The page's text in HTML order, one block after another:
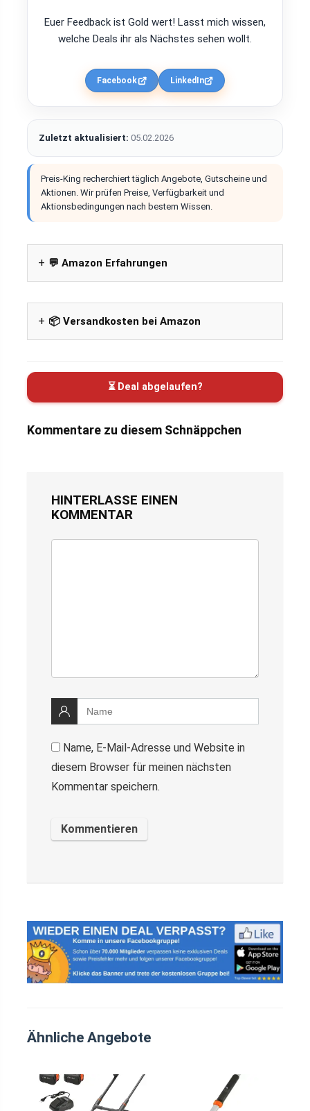
Euer Feedback ist Gold wert! Lasst mich wissen,
welche Deals ihr als Nächstes sehen wollt.
Facebook LinkedIn
Zuletzt aktualisiert: 05.02.2026
Preis-King recherchiert täglich Angebote, Gutscheine und
Aktionen. Wir prüfen Preise, Verfügbarkeit und
Aktionsbedingungen nach bestem Wissen.
💬 Amazon Erfahrungen
📦 Versandkosten bei Amazon
⏳ Deal abgelaufen?
Kommentare zu diesem Schnäppchen
HINTERLASSE EINEN
KOMMENTAR
Name, E-Mail-Adresse und Website in
diesem Browser für meinen nächsten
Kommentar speichern.
Ähnliche Angebote